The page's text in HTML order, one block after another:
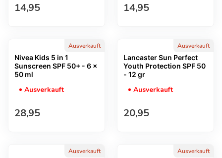
Regulärer Preis
14,95 Regulärer Preis
14,95
Ausverkauft
Nivea Kids 5 in 1
Sunscreen SPF 50+ - 6 x
50 ml
Ausverkauft
Regulärer Preis
28,95
Ausverkauft
Lancaster Sun Perfect
Youth Protection SPF 50
- 12 gr
Ausverkauft
Regulärer Preis
20,95
Ausverkauft Ausverkauft